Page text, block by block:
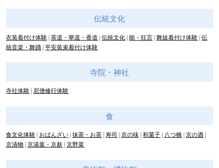
伝統文化
衣装着付け体験 茶道・華道・香道 伝統文化 能・狂言 舞妓着付け体験 伝
統音楽・舞踊 平安装束着付け体験
寺院・神社
寺社体験 尼僧修行体験
食
食文化体験 おばんざい 抹茶・お茶 寿司 京の味 和菓子 八つ橋 京の酒
京漬物
京湯葉・京麸 京野菜